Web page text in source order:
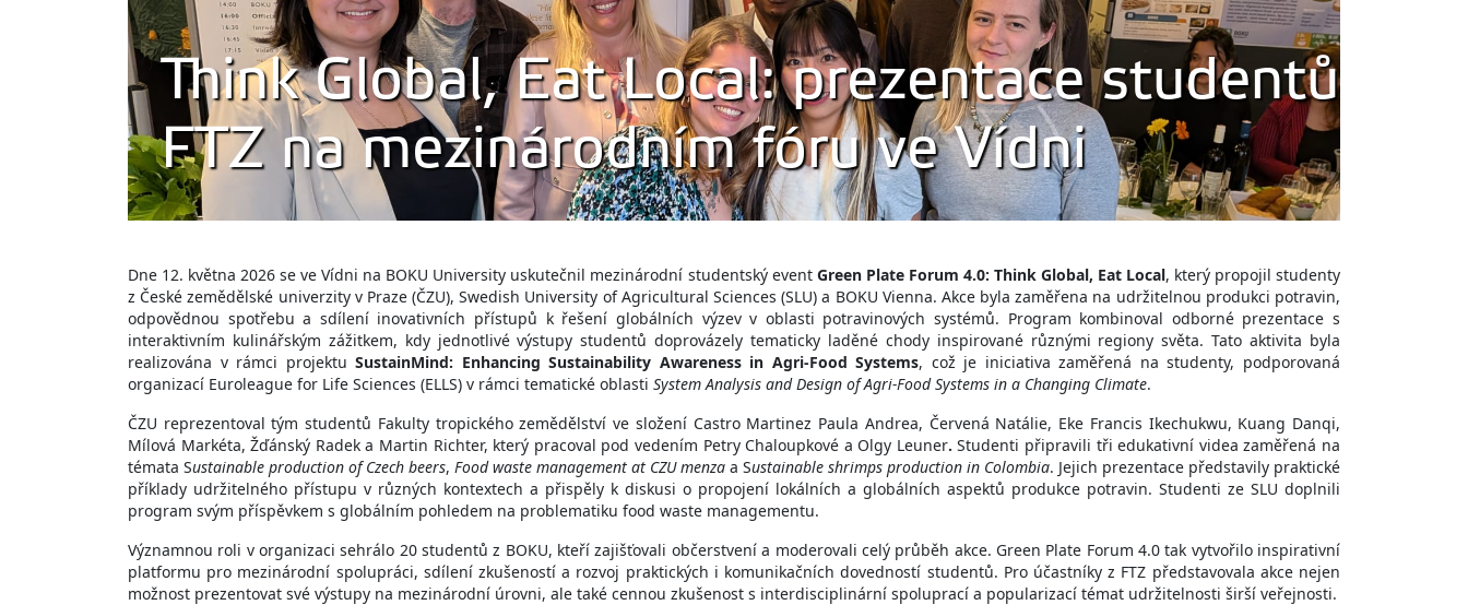
Think Global, Eat Local: prezentace studentů
FTZ na mezinárodním fóru ve Vídni
Dne 12. května 2026 se ve Vídni na BOKU University uskutečnil mezinárodní studentský event Green Plate Forum 4.0: Think Global, Eat Local, který propojil studenty
z České zemědělské univerzity v Praze (ČZU), Swedish University of Agricultural Sciences (SLU) a BOKU Vienna. Akce byla zaměřena na udržitelnou produkci potravin,
odpovědnou spotřebu a sdílení inovativních přístupů k řešení globálních výzev v oblasti potravinových systémů. Program kombinoval odborné prezentace s
interaktivním kulinářským zážitkem, kdy jednotlivé výstupy studentů doprovázely tematicky laděné chody inspirované různými regiony světa. Tato aktivita byla
realizována v rámci projektuSustainMind: Enhancing Sustainability Awareness in Agri-Food Systems, což je iniciativa zaměřená na studenty, podporovaná
organizací Euroleague for Life Sciences (ELLS) v rámci tematické oblasti System Analysis and Design of Agri-Food Systems in a Changing Climate.
ČZU reprezentoval tým studentů Fakulty tropického zemědělství ve složení Castro Martinez Paula Andrea, Červená Natálie, Eke Francis Ikechukwu, Kuang Danqi,
Mílová Markéta, Žďánský Radek a Martin Richter, který pracoval pod vedením Petry Chaloupkové a Olgy Leuner. Studenti připravili tři edukativní videa zaměřená na
témata Sustainable production of Czech beers, Food waste management at CZU menza a Sustainable shrimps production in Colombia. Jejich prezentace představily praktické
příklady udržitelného přístupu v různých kontextech a přispěly k diskusi o propojení lokálních a globálních aspektů produkce potravin. Studenti ze SLU doplnili
program svým příspěvkem s globálním pohledem na problematiku food waste managementu.
Významnou roli v organizaci sehrálo 20 studentů z BOKU, kteří zajišťovali občerstvení a moderovali celý průběh akce. Green Plate Forum 4.0 tak vytvořilo inspirativní
platformu pro mezinárodní spolupráci, sdílení zkušeností a rozvoj praktických i komunikačních dovedností studentů. Pro účastníky z FTZ představovala akce nejen
možnost prezentovat své výstupy na mezinárodní úrovni, ale také cennou zkušenost s interdisciplinární spoluprací a popularizací témat udržitelnosti širší veřejnosti.